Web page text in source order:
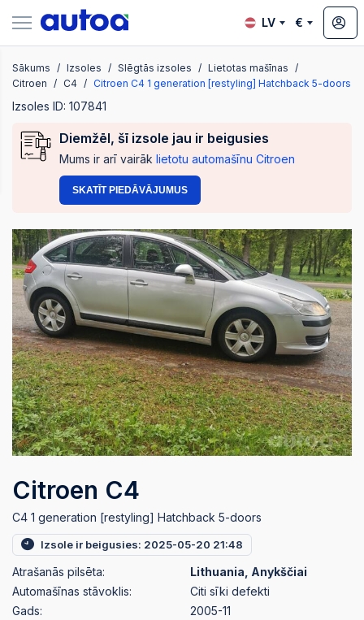
LV €
Sākums Izsoles Slēgtās izsoles
Lietotas mašīnas
Citroen
C4 Citroen C4 1 generation [restyling] Hatchback 5-doors
Izsoles ID: 107841
Diemžēl, šī izsole jau ir beigusies
Mums ir arī vairāk lietotu automašīnu Citroen
SKATĪT PIEDĀVĀJUMUS
Citroen C4
C4 1 generation [restyling] Hatchback 5-doors
Izsole ir beigusies: 2025-05-20 21:48
Atrašanās pilsēta:
Lithuania, Anykščiai
Automašīnas stāvoklis:
Citi sīki defekti
Gads:
2005-11